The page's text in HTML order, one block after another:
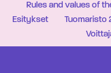
Rules and values of
Esitykset
Tuomaristo